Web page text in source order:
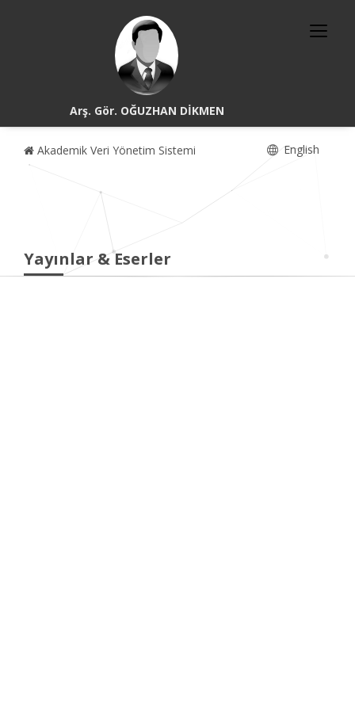
Arş. Gör. OĞUZHAN DİKMEN
Akademik Veri Yönetim Sistemi English
Yayınlar & Eserler